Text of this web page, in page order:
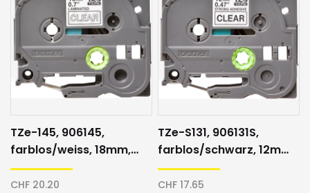
TZe-145, 906145,
farblos/weiss, 18mm,
Schriftband
CHF 20.20
TZe-S131, 906131S,
farblos/schwarz, 12mm,
Schriftband
CHF 17.65